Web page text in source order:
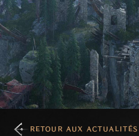
RETOUR AUX ACTUALITÉS